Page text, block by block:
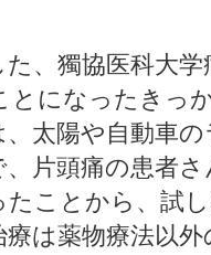
た、獨協医科大
とになったきっ
、太陽や自動車
片頭痛の患者
ことから、試
は薬物療法以